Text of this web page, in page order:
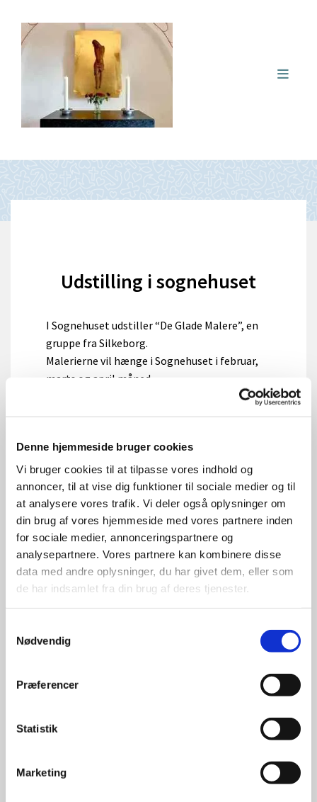
Denne hjemmeside bruger cookies
Vi bruger cookies til at tilpasse vores indhold og
annoncer, til at vise dig funktioner til sociale medier og til
at analysere vores trafik. Vi deler også oplysninger om
din brug af vores hjemmeside med vores partnere inden
for sociale medier, annonceringspartnere og
analysepartnere. Vores partnere kan kombinere disse
data med andre oplysninger, du har givet dem, eller som
de har indsamlet fra din brug af deres tjenester.
Nødvendig
Præferencer
Statistik
Marketing
Udstilling i sognehuset
I Sognehuset udstiller “De Glade Malere”, en
gruppe fra Silkeborg.
Malerierne vil hænge i Sognehuset i februar,
marts og april måned.